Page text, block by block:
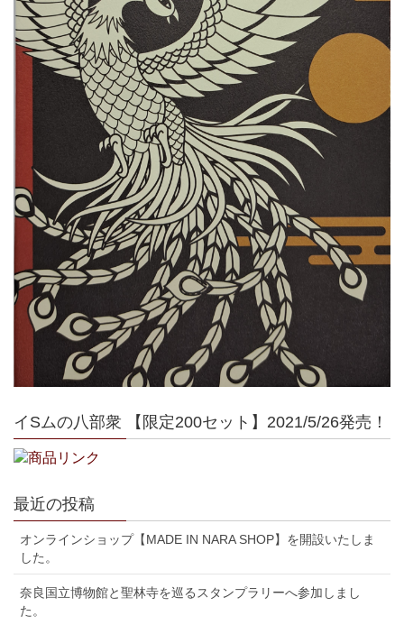
イSムの八部衆 【限定200セット】2021/5/26発売！
最近の投稿
オンラインショップ【MADE IN NARA SHOP】を開設いたしま
した。
奈良国立博物館と聖林寺を巡るスタンプラリーへ参加しまし
た。